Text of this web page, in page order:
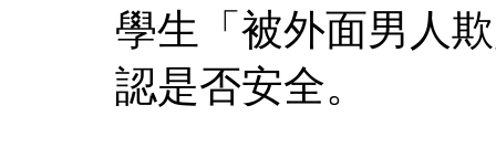
學生「被外面男人
認是否安全。